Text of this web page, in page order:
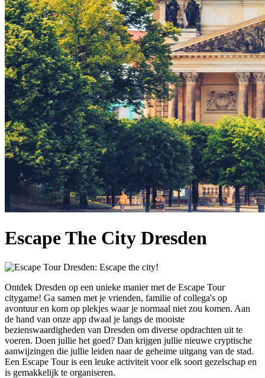
Escape The City Dresden
Ontdek Dresden op een unieke manier met de Escape Tour
citygame! Ga samen met je vrienden, familie of collega's op
avontuur en kom op plekjes waar je normaal niet zou komen. Aan
de hand van onze app dwaal je langs de mooiste
bezienswaardigheden van Dresden om diverse opdrachten uit te
voeren. Doen jullie het goed? Dan krijgen jullie nieuwe cryptische
aanwijzingen die jullie leiden naar de geheime uitgang van de stad.
Een Escape Tour is een leuke activiteit voor elk soort gezelschap en
is gemakkelijk te organiseren.